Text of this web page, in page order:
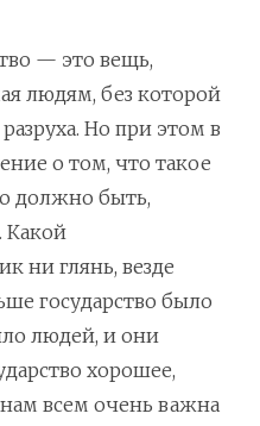
— это вещь,
людям, без которой
Но при этом в
о том, что такое
должно быть,
Какой
ни глянь, везде
государство было
людей, и они
хорошее,
всем очень важна